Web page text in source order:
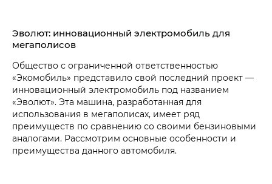
Эволют: инновационный электромобиль для
мегаполисов
Общество с ограниченной ответственностью
«Экомобиль» представило свой последний проект —
инновационный электромобиль под названием
«Эволют». Эта машина, разработанная для
использования в мегаполисах, имеет ряд
преимуществ по сравнению со своими бензиновыми
аналогами. Рассмотрим основные особенности и
преимущества данного автомобиля.